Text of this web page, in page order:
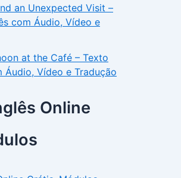
an Unexpected Visit –
com Áudio, Vídeo e
at the Café – Texto
Áudio, Vídeo e Tradução
Online